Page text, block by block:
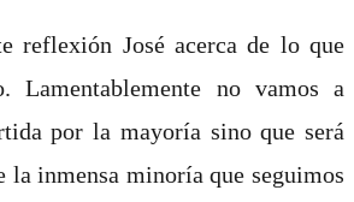
reflexión José acerca de lo que
Lamentablemente no vamos a
por la mayoría sino que será
la inmensa minoría que seguimos